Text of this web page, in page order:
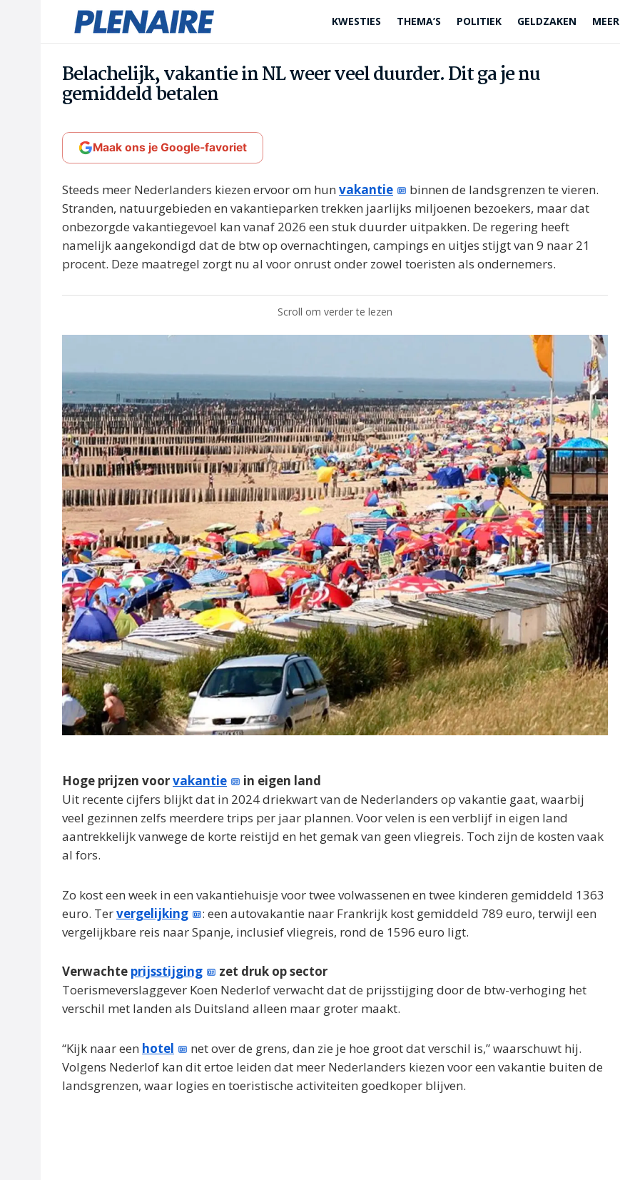
KWESTIES THEMA’S POLITIEK GELDZAKEN MEER
Belachelijk, vakantie in NL weer veel duurder. Dit ga je nu
gemiddeld betalen
Maak ons je Google-favoriet
Steeds meer Nederlanders kiezen ervoor om hun vakantie
binnen de landsgrenzen te vieren.
Stranden, natuurgebieden en vakantieparken trekken jaarlijks miljoenen bezoekers, maar dat
onbezorgde vakantiegevoel kan vanaf 2026 een stuk duurder uitpakken. De regering heeft
namelijk aangekondigd dat de btw op overnachtingen, campings en uitjes stijgt van 9 naar 21
procent. Deze maatregel zorgt nu al voor onrust onder zowel toeristen als ondernemers.
Scroll om verder te lezen
Hoge prijzen voorvakantie
in eigen land
Uit recente cijfers blijkt dat in 2024 driekwart van de Nederlanders op vakantie gaat, waarbij
veel gezinnen zelfs meerdere trips per jaar plannen. Voor velen is een verblijf in eigen land
aantrekkelijk vanwege de korte reistijd en het gemak van geen vliegreis. Toch zijn de kosten vaak
al fors.
Zo kost een week in een vakantiehuisje voor twee volwassenen en twee kinderen gemiddeld 1363
euro. Tervergelijking
: een autovakantie naar Frankrijk kost gemiddeld 789 euro, terwijl een
vergelijkbare reis naar Spanje, inclusief vliegreis, rond de 1596 euro ligt.
Verwachte prijsstijging
zet druk op sector
Toerismeverslaggever Koen Nederlof verwacht dat de prijsstijging door de btw-verhoging het
verschil met landen als Duitsland alleen maar groter maakt.
“Kijk naar een hotel
net over de grens, dan zie je hoe groot dat verschil is,” waarschuwt hij.
Volgens Nederlof kan dit ertoe leiden dat meer Nederlanders kiezen voor een vakantie buiten de
landsgrenzen, waar logies en toeristische activiteiten goedkoper blijven.